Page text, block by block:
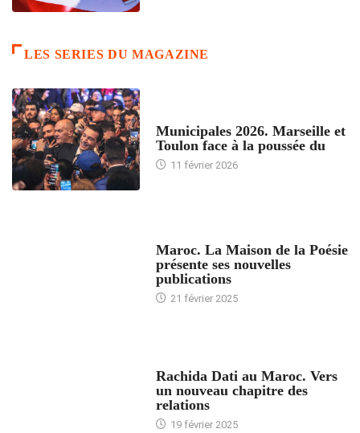
LES SERIES DU MAGAZINE
Municipales 2026. Marseille et
Toulon face à la poussée du
11 février 2026
Maroc. La Maison de la Poésie
présente ses nouvelles
publications
21 février 2025
Rachida Dati au Maroc. Vers
un nouveau chapitre des
relations
19 février 2025